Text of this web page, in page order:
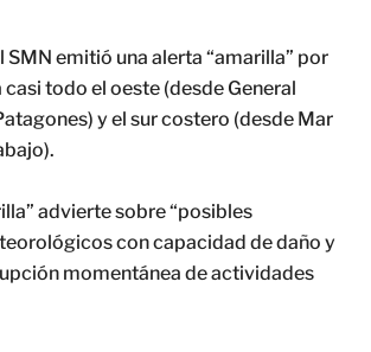
SMN emitió una alerta “amarilla” por
todo el oeste (desde General
y el sur costero (desde Mar
advierte sobre “posibles
con capacidad de daño y
momentánea de actividades